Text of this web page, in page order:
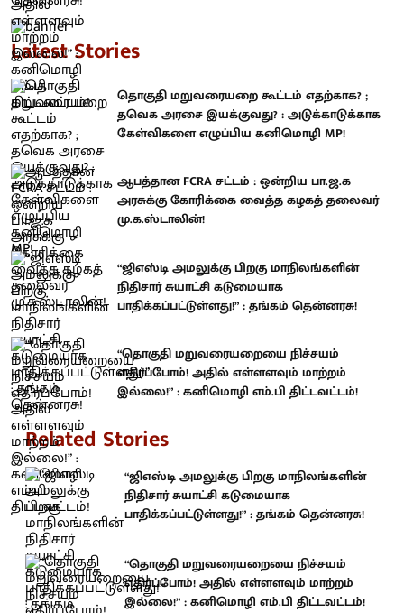
Latest Stories
தொகுதி மறுவரையறை கூட்டம் எதற்காக? ;
தவெக அரசை இயக்குவது? : அடுக்காடுக்காக
கேள்விகளை எழுப்பிய கனிமொழி MP!
ஆபத்தான FCRA சட்டம் : ஒன்றிய பா.ஜ.க
அரசுக்கு கோரிக்கை வைத்த கழகத் தலைவர்
மு.க.ஸ்டாலின்!
“ஜிஎஸ்டி அமலுக்கு பிறகு மாநிலங்களின்
நிதிசார் சுயாட்சி கடுமையாக
பாதிக்கப்பட்டுள்ளது!” : தங்கம் தென்னரசு!
“தொகுதி மறுவரையறையை நிச்சயம்
எதிர்ப்போம்! அதில் எள்ளளவும் மாற்றம்
இல்லை!” : கனிமொழி எம்.பி திட்டவட்டம்!
Related Stories
“ஜிஎஸ்டி அமலுக்கு பிறகு மாநிலங்களின்
நிதிசார் சுயாட்சி கடுமையாக
பாதிக்கப்பட்டுள்ளது!” : தங்கம் தென்னரசு!
“தொகுதி மறுவரையறையை நிச்சயம்
எதிர்ப்போம்! அதில் எள்ளளவும் மாற்றம்
இல்லை!” : கனிமொழி எம்.பி திட்டவட்டம்!